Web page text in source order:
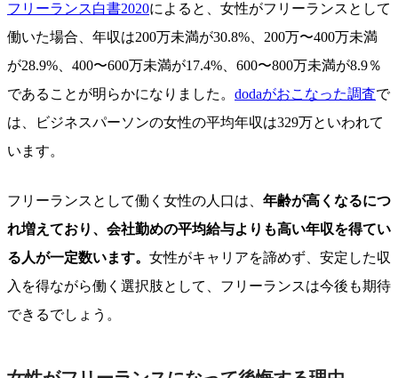
フリーランス白書2020によると、女性がフリーランスとして
働いた場合、年収は200万未満が30.8%、200万〜400万未満
が28.9%、400〜600万未満が17.4%、600〜800万未満が8.9％
であることが明らかになりました。 dodaがおこなった調査で
は、ビジネスパーソンの女性の平均年収は329万といわれて
います。
フリーランスとして働く女性の人口は、 年齢が高くなるにつ
れ増えており、会社勤めの平均給与よりも高い年収を得てい
る人が一定数います。 女性がキャリアを諦めず、安定した収
入を得ながら働く選択肢として、フリーランスは今後も期待
できるでしょう。